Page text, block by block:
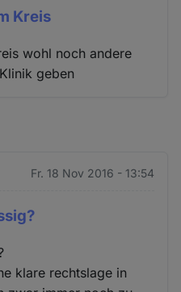
Kreis
wohl noch andere
geben
Fr. 18 Nov 2016 - 13:54
klare rechtslage in